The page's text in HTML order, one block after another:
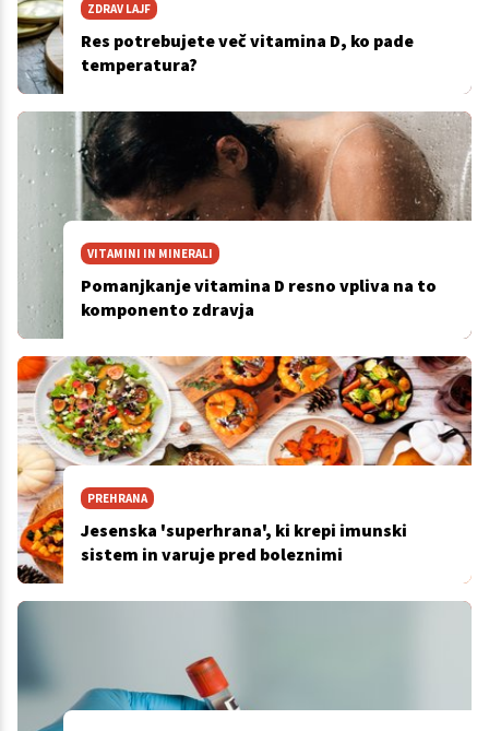
ZDRAV LAJF
Res potrebujete več vitamina D, ko pade
temperatura?
VITAMINI IN MINERALI
Pomanjkanje vitamina D resno vpliva na to
komponento zdravja
PREHRANA
Jesenska 'superhrana', ki krepi imunski
sistem in varuje pred boleznimi